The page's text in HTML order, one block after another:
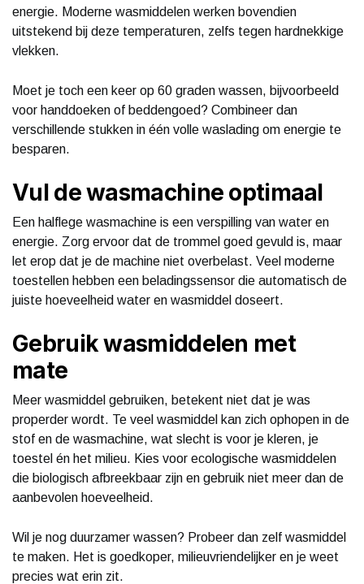
energie. Moderne wasmiddelen werken bovendien
uitstekend bij deze temperaturen, zelfs tegen hardnekkige
vlekken.
Moet je toch een keer op 60 graden wassen, bijvoorbeeld
voor handdoeken of beddengoed? Combineer dan
verschillende stukken in één volle waslading om energie te
besparen.
Vul de wasmachine optimaal
Een halflege wasmachine is een verspilling van water en
energie. Zorg ervoor dat de trommel goed gevuld is, maar
let erop dat je de machine niet overbelast. Veel moderne
toestellen hebben een beladingssensor die automatisch de
juiste hoeveelheid water en wasmiddel doseert.
Gebruik wasmiddelen met
mate
Meer wasmiddel gebruiken, betekent niet dat je was
properder wordt. Te veel wasmiddel kan zich ophopen in de
stof en de wasmachine, wat slecht is voor je kleren, je
toestel én het milieu. Kies voor ecologische wasmiddelen
die biologisch afbreekbaar zijn en gebruik niet meer dan de
aanbevolen hoeveelheid.
Wil je nog duurzamer wassen? Probeer dan zelf wasmiddel
te maken. Het is goedkoper, milieuvriendelijker en je weet
precies wat erin zit.